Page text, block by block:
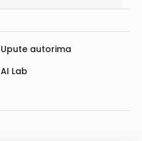
Upute autorima
AI Lab